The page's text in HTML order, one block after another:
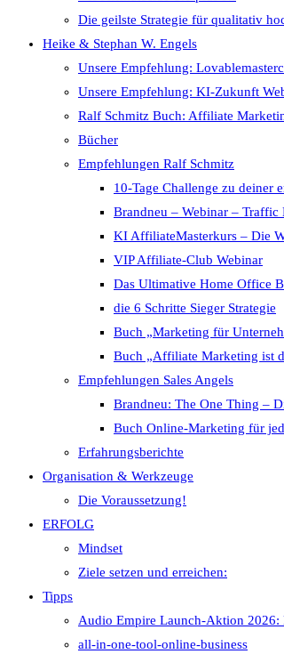
Die geilste Strategie für qualitativ
Heike & Stephan W. Engels
Unsere Empfehlung:
Unsere Empfehlung: KI-Zukunft
Ralf Schmitz Buch: Affiliate
Bücher
Empfehlungen Ralf Schmitz
10-Tage Challenge zu deiner
Brandneu – Webinar – Traffic
KI AffiliateMasterkurs – Die
VIP Affiliate-Club Webinar
Das Ultimative Home Office
die 6 Schritte Sieger Strategie
Buch „Marketing für
Buch „Affiliate Marketing ist
Empfehlungen Sales Angels
Brandneu: The One Thing –
Buch Online-Marketing für
Erfahrungsberichte
Organisation & Werkzeuge
Die Voraussetzung!
ERFOLG
Mindset
Ziele setzen und erreichen:
Tipps
Audio Empire Launch-Aktion
all-in-one-tool-online-business